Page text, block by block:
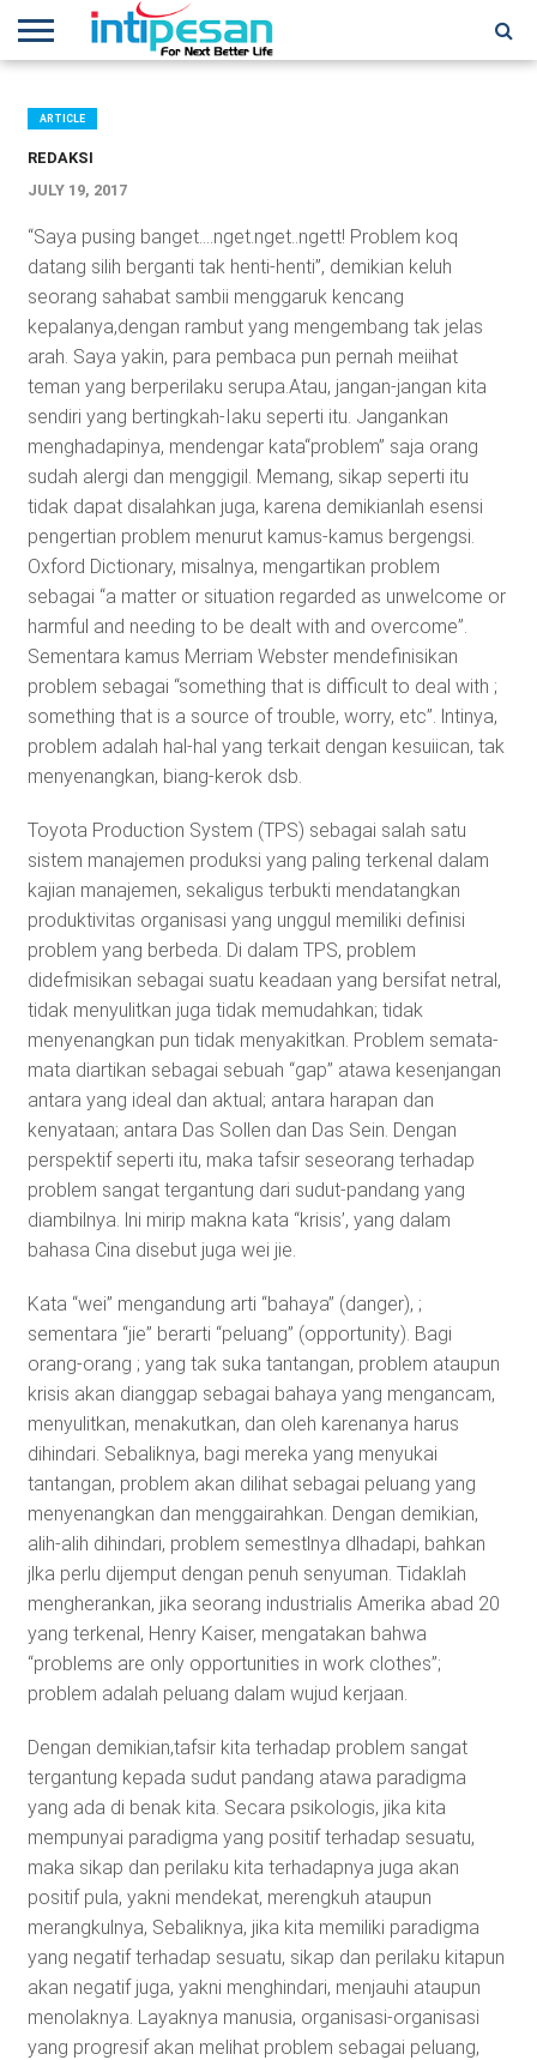
NEWS
CONFERENCES
TRAINING
IPSHOW
EVENT
IP
NETWORK
MORE
ARTICLE
REDAKSI
JULY 19, 2017
“Saya pusing banget….nget.nget..ngett! Problem koq
datang silih berganti tak henti-henti”, demikian keluh
seorang sahabat sambii menggaruk kencang
kepalanya,dengan rambut yang mengembang tak jelas
arah. Saya yakin, para pembaca pun pernah meiihat
teman yang berperilaku serupa.Atau, jangan-jangan kita
sendiri yang bertingkah-Iaku seperti itu. Jangankan
menghadapinya, mendengar kata“problem” saja orang
sudah alergi dan menggigil. Memang, sikap seperti itu
tidak dapat disalahkan juga, karena demikianlah esensi
pengertian problem menurut kamus-kamus bergengsi.
Oxford Dictionary, misalnya, mengartikan problem
sebagai “a matter or situation regarded as unwelcome or
harmful and needing to be dealt with and overcome”.
Sementara kamus Merriam Webster mendefinisikan
problem sebagai “something that is difficult to deal with ;
something that is a source of trouble, worry, etc”. lntinya,
problem adalah hal-hal yang terkait dengan kesuiican, tak
menyenangkan, biang-kerok dsb.
Toyota Production System (TPS) sebagai salah satu
sistem manajemen produksi yang paling terkenal dalam
kajian manajemen, sekaligus terbukti mendatangkan
produktivitas organisasi yang unggul memiliki definisi
problem yang berbeda. Di dalam TPS, problem
didefmisikan sebagai suatu keadaan yang bersifat netral,
tidak menyulitkan juga tidak memudahkan; tidak
menyenangkan pun tidak menyakitkan. Problem semata-
mata diartikan sebagai sebuah “gap” atawa kesenjangan
antara yang ideal dan aktual; antara harapan dan
kenyataan; antara Das Sollen dan Das Sein. Dengan
perspektif seperti itu, maka tafsir seseorang terhadap
problem sangat tergantung dari sudut-pandang yang
diambilnya. lni mirip makna kata “krisis’, yang dalam
bahasa Cina disebut juga wei jie.
Kata “wei” mengandung arti “bahaya” (danger), ;
sementara “jie” berarti “peluang” (opportunity). Bagi
orang-orang ; yang tak suka tantangan, problem ataupun
krisis akan dianggap sebagai bahaya yang mengancam,
menyulitkan, menakutkan, dan oleh karenanya harus
dihindari. Sebaliknya, bagi mereka yang menyukai
tantangan, problem akan dilihat sebagai peluang yang
menyenangkan dan menggairahkan. Dengan demikian,
alih-alih dihindari, problem semestlnya dlhadapi, bahkan
jlka perlu dijemput dengan penuh senyuman. Tidaklah
mengherankan, jika seorang industrialis Amerika abad 20
yang terkenal, Henry Kaiser, mengatakan bahwa
“problems are only opportunities in work clothes”;
problem adalah peluang dalam wujud kerjaan.
Dengan demikian,tafsir kita terhadap problem sangat
tergantung kepada sudut pandang atawa paradigma
yang ada di benak kita. Secara psikologis, jika kita
mempunyai paradigma yang positif terhadap sesuatu,
maka sikap dan perilaku kita terhadapnya juga akan
positif pula, yakni mendekat, merengkuh ataupun
merangkulnya, Sebaliknya, jika kita memiliki paradigma
yang negatif terhadap sesuatu, sikap dan perilaku kitapun
akan negatif juga, yakni menghindari, menjauhi ataupun
menolaknya. Layaknya manusia, organisasi-organisasi
yang progresif akan melihat problem sebagai peluang,